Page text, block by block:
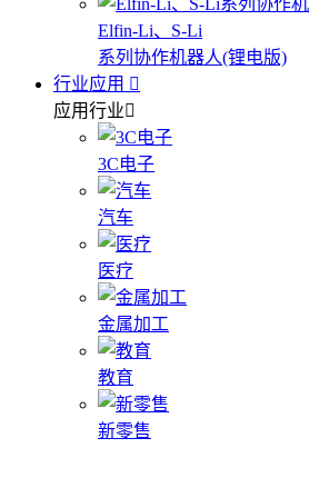
Elfin-Li、S-Li
系列协作机器人(锂电版)
行业应用
应用行业
3C电子
汽车
医疗
金属加工
教育
新零售